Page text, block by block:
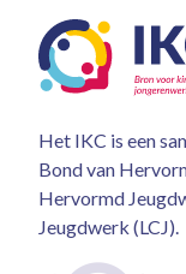
Het IKC is een
Bond van
Hervormd
Jeugdwerk (LCJ).